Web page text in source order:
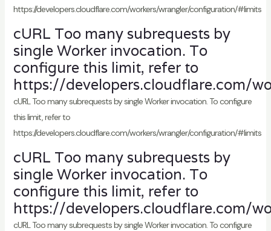
https://developers.cloudflare.com/workers/wrangler/configuration/#limits
cURL Too many subrequests by
single Worker invocation. To
configure this limit, refer to
https://developers.cloudflare.com/
cURL Too many subrequests by single Worker invocation. To configure
this limit, refer to
https://developers.cloudflare.com/workers/wrangler/configuration/#limits
cURL Too many subrequests by
single Worker invocation. To
configure this limit, refer to
https://developers.cloudflare.com/
cURL Too many subrequests by single Worker invocation. To configure